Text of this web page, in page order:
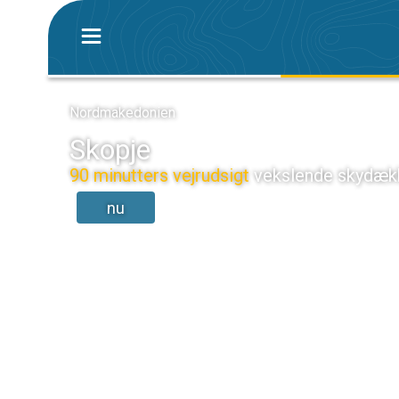
Nordmakedonien
Skopje
90 minutters vejrudsigt vekslende
nu